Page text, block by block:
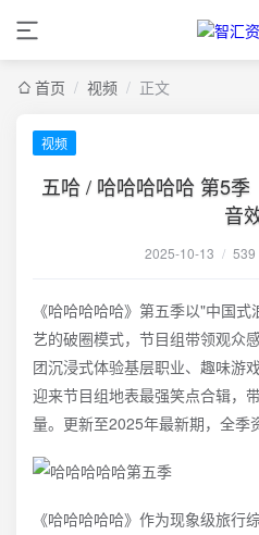
首页 / 视频 / 正文
视频
五哈 / 哈哈哈哈哈 第5
音
2025-10-13 / 539
《哈哈哈哈哈》第五季以"中国
艺的破圈模式，节目组带领观众
团沉浸式体验基层职业、趣味游
迎来节目组地表最强笑点合辑，
量。更新至2025年最新期，全季
《哈哈哈哈哈》作为现象级旅行